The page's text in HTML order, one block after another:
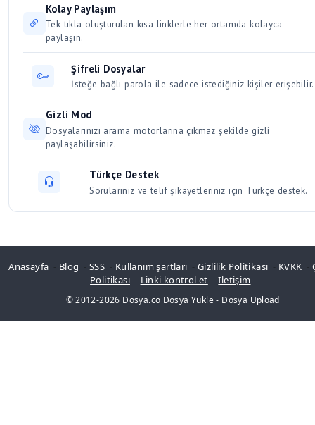
Kolay Paylaşım
Tek tıkla oluşturulan kısa linklerle her ortamda kolayca
paylaşın.
Şifreli Dosyalar
İsteğe bağlı parola ile sadece istediğiniz kişiler erişebilir.
Gizli Mod
Dosyalarınızı arama motorlarına çıkmaz şekilde gizli
paylaşabilirsiniz.
Türkçe Destek
Sorularınız ve telif şikayetleriniz için Türkçe destek.
Anasayfa Blog -SSS Kullanım şartları -Gizlilik Politikası KVKK -
Politikası
Linki kontrol et -İletişim
© 2012-2026 Dosya.co Dosya Yükle- Dosya Upload